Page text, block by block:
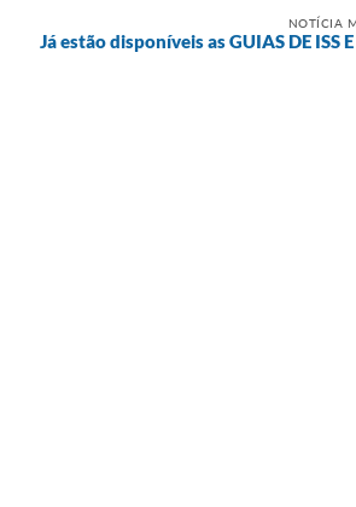
NOTÍCIA
Já estão disponíveis as GUIAS DE ISS